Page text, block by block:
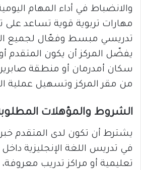
والانضباط في أداء المهام
مهارات تربوية قوية تساعد على
تدريسي مبسط وفعّال لجميع
يفضّل المركز أن يكون المتقدم
سكان أمدرمان أو منطقة
من مقر المركز وتسهيل عملية
الشروط والمؤهلات
يشترط أن تكون لدى المتقدم
في تدريس اللغة الإنجليزية
تعليمية أو مراكز تدريب